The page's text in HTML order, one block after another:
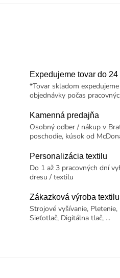
Expedujeme tovar do
*Tovar skladom
objednávky počas
Kamenná predajňa
Osobný odber / nákup v
poschodie, kúsok od
Personalizácia textilu
Do 1 až 3 pracovných dní
dresu / textilu
Zákazková výroba textilu
Strojové vyšívanie,
Sieťotlač, Digitálna tlač, ...